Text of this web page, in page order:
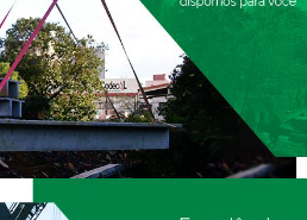
FECHAR PEDIDO